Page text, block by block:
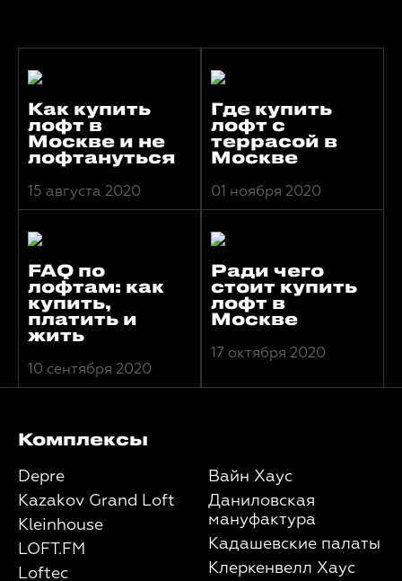
Как купить
лофт в
Москве и не
лофтануться
15 августа 2020
Где купить
лофт с
террасой в
Москве
01 ноября 2020
FAQ по
лофтам: как
купить,
платить и
жить
10 сентября 2020
Ради чего
стоит купить
лофт в
Москве
17 октября 2020
Комплексы
Depre
Kazakov Grand Loft
Kleinhouse
LOFT.FM
Loftec
Вайн Хаус
Даниловская
мануфактура
Кадашевские палаты
Клеркенвелл Хаус